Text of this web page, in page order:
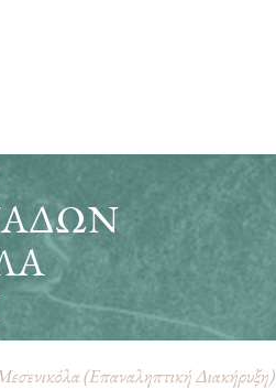
(Επαναληπτική Διακήρυξη)